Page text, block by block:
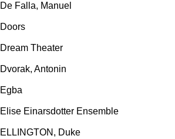
De Falla, Manuel
Doors
Dream Theater
Dvorak, Antonin
Egba
Elise Einarsdotter Ensemble
ELLINGTON, Duke